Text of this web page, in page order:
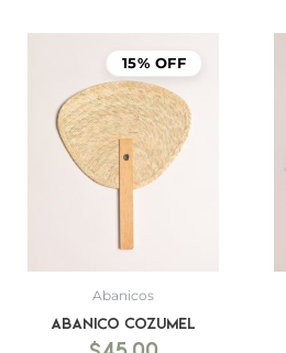
15% OFF
Abanicos
Abanico Cozumel